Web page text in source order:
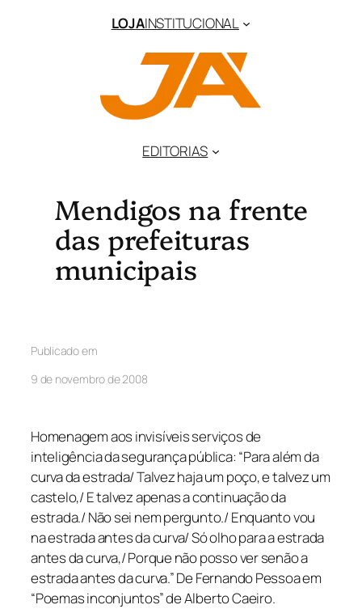
LOJAINSTITUCIONAL
EDITORIAS
Mendigos na frente
das prefeituras
municipais
Publicado em
9 de novembro de 2008
Homenagem aos invisíveis serviços de
inteligência da segurança pública: “Para além da
curva da estrada/ Talvez haja um poço, e talvez um
castelo,/ E talvez apenas a continuação da
estrada./ Não sei nem pergunto./ Enquanto vou
na estrada antes da curva/ Só olho para a estrada
antes da curva,/ Porque não posso ver senão a
estrada antes da curva.” De Fernando Pessoa em
“Poemas inconjuntos” de Alberto Caeiro.